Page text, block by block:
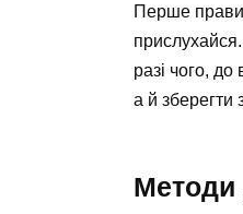
Перше
разі чого,
а й зберегти
Методи